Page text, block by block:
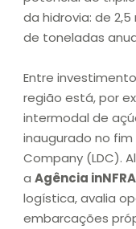
da hidrovia: de
de toneladas
Entre
região está, por
intermodal de
inaugurado no
Company (LDC).
a Agência
logística, avalia
embarcações